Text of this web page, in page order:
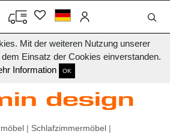
Mit der weiteren Nutzung unserer
Einsatz der Cookies einverstanden.
Information
OK
| Schlafzimmermöbel |